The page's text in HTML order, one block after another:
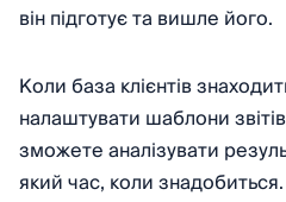
він підготує та вишле його.
Коли база клієнтів
налаштувати шаблони
зможете аналізувати
який час, коли знадобиться.